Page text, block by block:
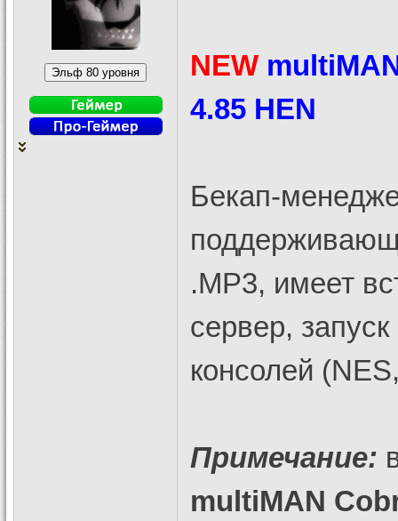
NEW
4.85 HEN
Бекап-
.MP3, имеет
сервер,
консолей
Примечание:
multiMAN